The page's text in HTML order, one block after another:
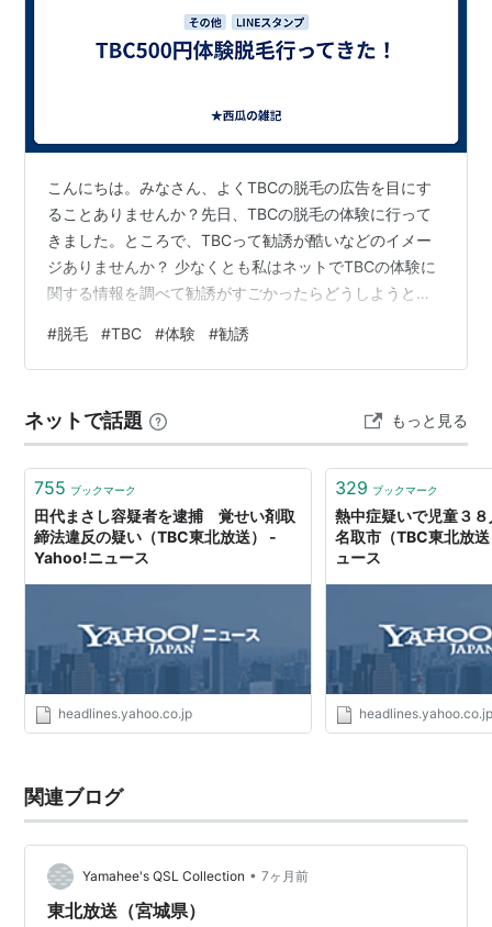
こんにちは。みなさん、よくTBCの脱毛の広告を目にす
ることありませんか？先日、TBCの脱毛の体験に行って
きました。ところで、TBCって勧誘が酷いなどのイメー
ジありませんか？ 少なくとも私はネットでTBCの体験に
関する情報を調べて勧誘がすごかったらどうしようとい
脱毛、美容脱毛どっちもやったことがある ・これから通
うというよりも、脱毛後に数本残った毛をTBCの脱毛で
しまうそしてTBCでは体験時にパーツを選べますが脇を
選びました。 脱毛体験では70本の毛を脱毛する体験がで
きます。体験の順序としては…
#脱毛 #TBC #体験 #勧誘
ネットで話題 もっと見る
755 ブックマーク
田代まさし容疑者を逮捕 覚せい剤取
締法違反の疑い（TBC東北放送） -
Yahoo!ニュース
headlines.yahoo.co.jp
329 ブックマーク
熱中症疑いで児童３
名取市（TBC東北放
ュース
関連ブログ
Yamahee's QSL Collection • 7ヶ月前
東北放送（宮城県）